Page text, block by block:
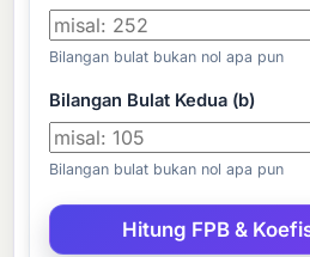
Bilangan bulat bukan nol apa pun
Bilangan Bulat Kedua (b)
Bilangan bulat bukan nol apa pun